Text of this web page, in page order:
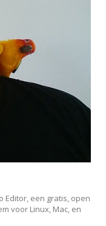
Editor, een gratis, open
voor Linux, Mac, en